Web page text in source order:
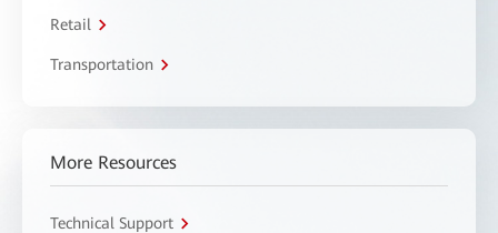
Retail
Transportation
More Resources
Technical Support